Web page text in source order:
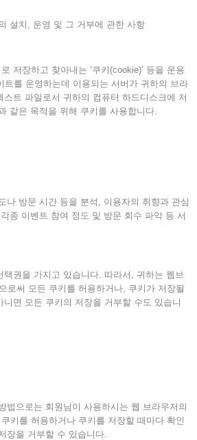
설치, 운영 및 그 거부에 관한 사항
저장하고 찾아내는 ‘쿠키(cookie)’ 등을 운용
트를 운영하는데 이용되는 서버가 귀하의 브라
트 파일로서 귀하의 컴퓨터 하드디스크에 저
같은 목적을 위해 쿠키를 사용합니다.
나 방문 시간 등을 분석, 이용자의 취향과 관심
종 이벤트 참여 정도 및 방문 회수 파악 등 서
권을 가지고 있습니다. 따라서, 귀하는 웹브
로써 모든 쿠키를 허용하거나, 쿠키가 저장될
면 모든 쿠키의 저장을 거부할 수도 있습니
법으로는 회원님이 사용하시는 웹 브라우저의
키를 허용하거나 쿠키를 저장할 때마다 확인
장을 거부할 수 있습니다.